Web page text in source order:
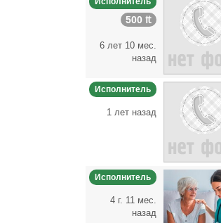
500 ₶
6 лет 10 мес.
назад
Исполнитель
1 лет назад
Исполнитель
4 г. 11 мес.
назад